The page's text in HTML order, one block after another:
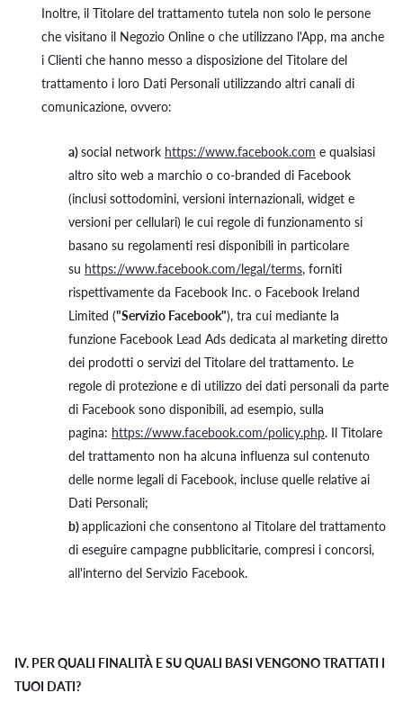
Inoltre, il Titolare del trattamento tutela non solo le persone
che visitano il Negozio Online o che utilizzano l'App, ma anche
i Clienti che hanno messo a disposizione del Titolare del
trattamento i loro Dati Personali utilizzando altri canali di
comunicazione, ovvero:
a)social network https://www.facebook.com e qualsiasi
altro sito web a marchio o co-branded di Facebook
(inclusi sottodomini, versioni internazionali, widget e
versioni per cellulari) le cui regole di funzionamento si
basano su regolamenti resi disponibili in particolare
su https://www.facebook.com/legal/terms, forniti
rispettivamente da Facebook Inc. o Facebook Ireland
Limited ("Servizio Facebook"), tra cui mediante la
funzione Facebook Lead Ads dedicata al marketing diretto
dei prodotti o servizi del Titolare del trattamento. Le
regole di protezione e di utilizzo dei dati personali da parte
di Facebook sono disponibili, ad esempio, sulla
pagina: https://www.facebook.com/policy.php. Il Titolare
del trattamento non ha alcuna influenza sul contenuto
delle norme legali di Facebook, incluse quelle relative ai
Dati Personali;
b)applicazioni che consentono al Titolare del trattamento
di eseguire campagne pubblicitarie, compresi i concorsi,
all'interno del Servizio Facebook.
IV. PER QUALI FINALITÀ E SU QUALI BASI VENGONO TRATTATI I
TUOI DATI?